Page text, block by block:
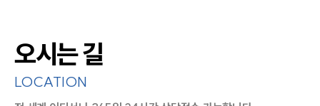
오시는 길
LOCATION